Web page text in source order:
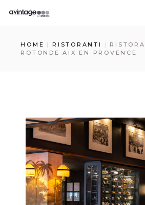
HOME RISTORANTI
ROTONDE AIX EN PROVENCE